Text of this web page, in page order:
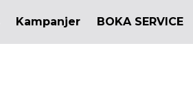
Kampanjer BOKA SERVICE